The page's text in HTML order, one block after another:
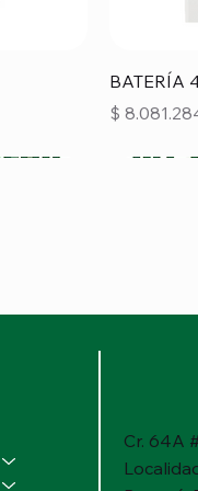
BATERÍA
Precio
$
Cr. 64A